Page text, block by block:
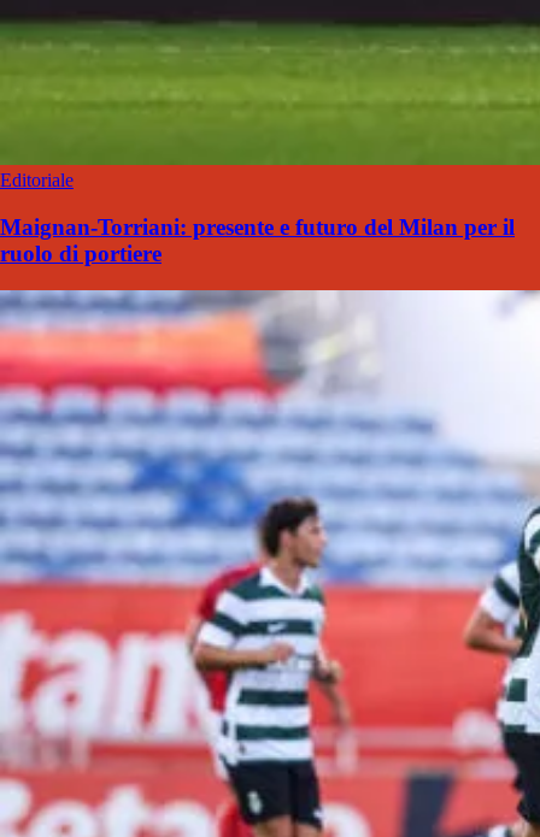
Editoriale
Maignan-Torriani: presente e futuro del Milan per il
ruolo di portiere